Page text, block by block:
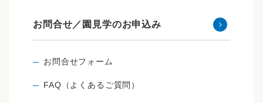
お問合せ／園見学のお申込み
お問合せフォーム
FAQ（よくあるご質問）